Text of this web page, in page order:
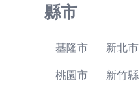
縣市
基隆市 新北市
桃園市 新竹縣